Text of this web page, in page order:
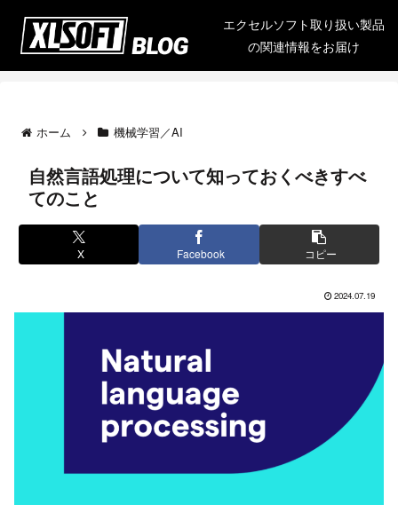
エクセルソフト取り扱い製品
の関連情報をお届け
ホーム 機械学習／AI
自然言語処理について知っておくべきすべ
てのこと
X Facebook コピー
2024.07.19